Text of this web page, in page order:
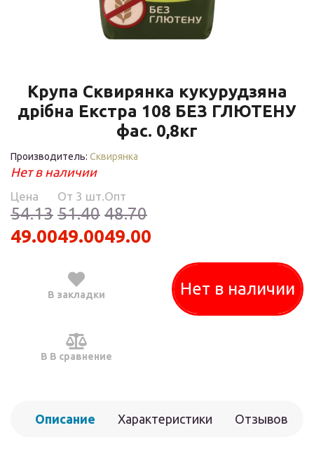
Крупа Сквирянка кукурудзяна
дрібна Екстра 108 БЕЗ ГЛЮТЕНУ
фас. 0,8кг
Производитель: Сквирянка
Нет в наличии
Цена
54.13
49.00
Oт 3 шт.
51.40
49.00
Опт
48.70
49.00
В закладки
В В сравнение
Нет в наличии
Описание Характеристики Отзывов